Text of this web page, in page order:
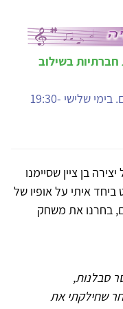
חברתיות בשילוב
פתיחה 3.11.26. הקורס מועבר בזום. בימי שלישי 19:30-
בן ציין שסיימנו
איתי על אופיו של
בחרנו את משחק
סבלנות,
שחילקתי את